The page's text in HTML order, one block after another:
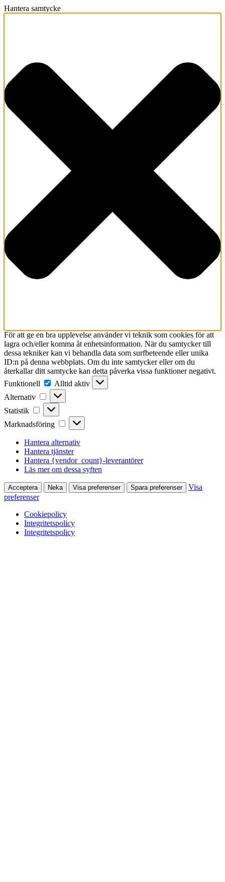
Hantera samtycke
För att ge en bra upplevelse använder vi teknik som cookies för att
lagra och/eller komma åt enhetsinformation. När du samtycker till
dessa tekniker kan vi behandla data som surfbeteende eller unika
ID:n på denna webbplats. Om du inte samtycker eller om du
återkallar ditt samtycke kan detta påverka vissa funktioner negativt.
Funktionell
Funktionell
Alltid aktiv
Alternativ
Alternativ
Statistik Statistik
Marknadsföring Marknadsföring
Hantera alternativ
Hantera tjänster
Hantera {vendor_count}-leverantörer
Läs mer om dessa syften
Acceptera Neka Visa preferenser Spara preferenser
Visa
preferenser
Cookiepolicy
Integritetspolicy
Integritetspolicy